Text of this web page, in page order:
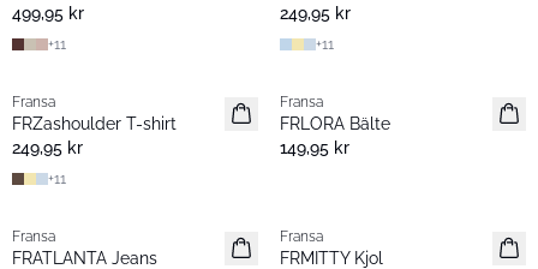
499,95 kr
+11
249,95 kr
+11
Nyhet
Fransa
FRZashoulder T-shirt
249,95 kr
+11
Nyhet
Fransa
FRLORA Bälte
149,95 kr
Nyhet
Fransa
FRATLANTA Jeans
Nyhet
Fransa
FRMITTY Kjol